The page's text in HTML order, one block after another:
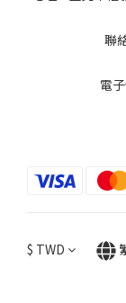
聯
電
$ TWD